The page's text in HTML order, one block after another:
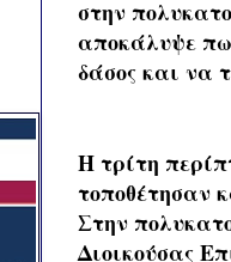
στην
αποκάλυψε
δάσος και να
Η τρίτη
τοποθέτησαν
Στην
Διοικούσας